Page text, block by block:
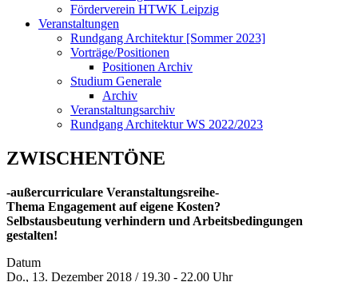
Förderverein HTWK Leipzig
Veranstaltungen
Rundgang Architektur [Sommer 2023]
Vorträge/Positionen
Positionen Archiv
Studium Generale
Archiv
Veranstaltungsarchiv
Rundgang Architektur WS 2022/2023
ZWISCHENTÖNE
-außercurriculare Veranstaltungsreihe-
Thema Engagement auf eigene Kosten?
Selbstausbeutung verhindern und Arbeitsbedingungen
gestalten!
Datum
Do., 13. Dezember 2018 / 19.30 - 22.00 Uhr